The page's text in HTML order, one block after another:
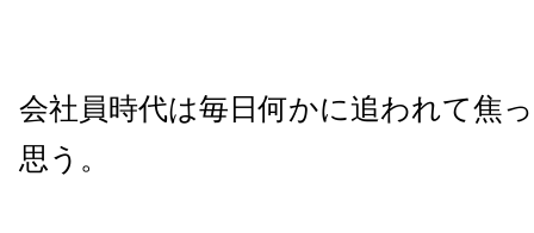
会社員時代は毎日何かに追われて焦
思う。